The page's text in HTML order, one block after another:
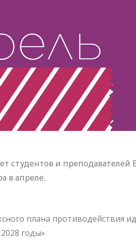
и преподавателей
в апреле.
плана противодействия
годы»